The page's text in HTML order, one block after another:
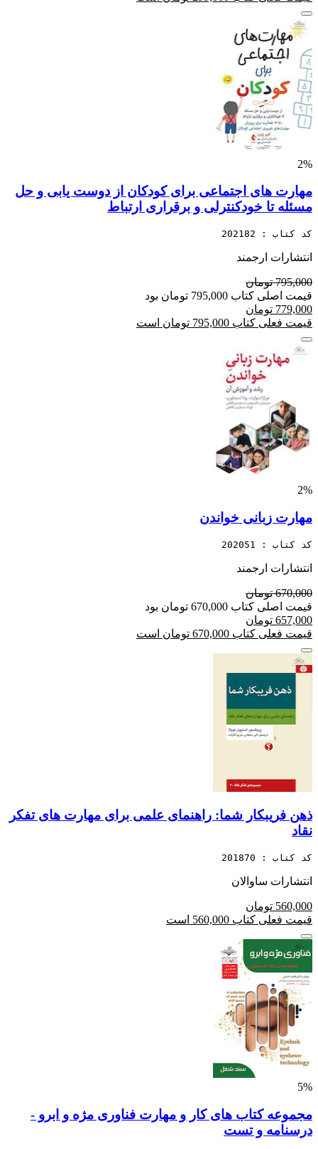
2%
مهارت های اجتماعی برای کودکان از دوست یابی و حل
مسئله تا خودکنترلی و برقراری ارتباط
کد کتاب : 202182
انتشارات ارجمند
795,000 تومان
قیمت اصلی کتاب 795,000 تومان بود
779,000 تومان
قیمت فعلی کتاب 795,000 تومان است
2%
مهارت زبانی خواندن
کد کتاب : 202051
انتشارات ارجمند
670,000 تومان
قیمت اصلی کتاب 670,000 تومان بود
657,000 تومان
قیمت فعلی کتاب 670,000 تومان است
ذهن فریبکار شما: راهنمای علمی برای مهارت های تفکر
نقاد
کد کتاب : 201870
انتشارات ساوالان
560,000 تومان
قیمت فعلی کتاب 560,000 است
5%
مجموعه کتاب های کار و مهارت فناوری مژه و ابرو -
درسنامه و تست